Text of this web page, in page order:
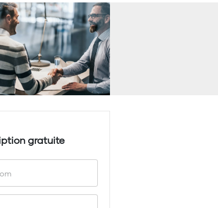
gratuite